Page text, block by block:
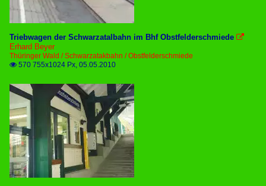
Triebwagen der Schwarzatalbahn im Bhf Obstfelderschmiede 
Erhard Beyer
Thüringer Wald / Schwarzatakbahn / Obstfelderschmiede
 570 755x1024 Px, 05.05.2010